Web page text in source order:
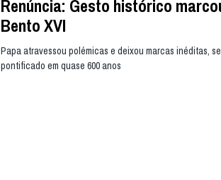
Renúncia: Gesto histórico
Bento XVI
Papa atravessou polémicas e deixou marcas inéditas,
pontificado em quase 600 anos